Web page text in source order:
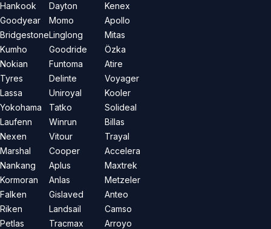
Hankook
Goodyear
Bridgestone
Kumho
Nokian
Tyres
Lassa
Yokohama
Laufenn
Nexen
Marshal
Nankang
Kormoran
Falken
Riken
Petlas
Dayton
Momo
Linglong
Goodride
Funtoma
Delinte
Uniroyal
Tatko
Winrun
Vitour
Cooper
Aplus
Anlas
Gislaved
Landsail
Tracmax
Kenex
Apollo
Mitas
Özka
Atire
Voyager
Kooler
Solideal
Billas
Trayal
Accelera
Maxtrek
Metzeler
Anteo
Camso
Arroyo